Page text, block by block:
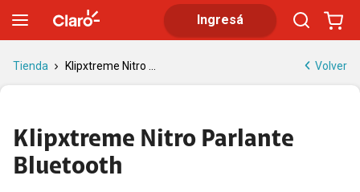
Ingresá
Tienda Klipxtreme Nitro ... Volver
Klipxtreme Nitro Parlante
Bluetooth
Klipxtreme Nitro | Parlante Bluetooth compacto y resistente al